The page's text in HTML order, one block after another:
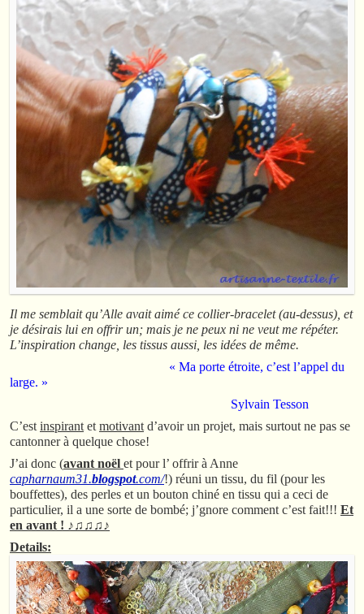
Il me semblait qu’Alle avait aimé ce collier-bracelet (au-dessus), et
je désirais lui en offrir un; mais je ne peux ni ne veut me répéter.
L’inspiration change, les tissus aussi, les idées de même.
« Ma porte étroite, c’est l’appel du
large. »
Sylvain Tesson
C’est inspirant et motivant d’avoir un projet, mais surtout ne pas se
cantonner à quelque chose!
J’ai donc (avant noël et pour l’ offrir à Anne
capharnaum31.blogspot.com/!) réuni un tissu, du fil (pour les
bouffettes), des perles et un bouton chiné en tissu qui a ceci de
particulier, il a une sorte de bombé; j’gnore comment c’est fait!!! Et
en avant ! ♪♫♫♫♪
Details: